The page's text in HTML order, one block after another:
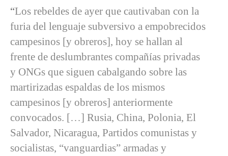
“Los rebeldes de ayer que cautivaban con la
furia del lenguaje subversivo a empobrecidos
campesinos [y obreros], hoy se hallan al
frente de deslumbrantes compañías privadas
y ONGs que siguen cabalgando sobre las
martirizadas espaldas de los mismos
campesinos [y obreros] anteriormente
convocados. […] Rusia, China, Polonia, El
Salvador, Nicaragua, Partidos comunistas y
socialistas, “vanguardias” armadas y